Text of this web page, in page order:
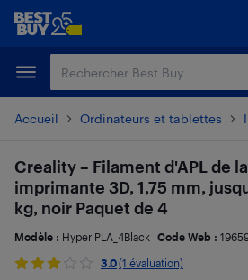
Passer
principal
Passer
Accueil Ordinateurs et tablettes
Creality – Filament d'APL de
imprimante 3D, 1,75 mm,
kg, noir Paquet de 4
Modèle : Hyper PLA_4Black Code Web :
3.0(1 évaluation)